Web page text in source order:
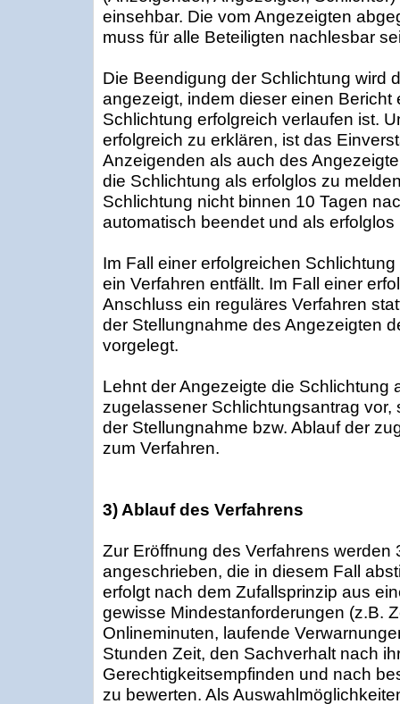
einsehbar. Die vom Angezeigten
muss für alle Beteiligten nachlesbar
Die Beendigung der Schlichtung wird
angezeigt, indem dieser einen Bericht
Schlichtung erfolgreich verlaufen ist.
erfolgreich zu erklären, ist das
Anzeigenden als auch des
die Schlichtung als erfolglos zu
Schlichtung nicht binnen 10 Tagen
automatisch beendet und als erfolglos
Im Fall einer erfolgreichen
ein Verfahren entfällt. Im Fall einer
Anschluss ein reguläres Verfahren
der Stellungnahme des Angezeigten
vorgelegt.
Lehnt der Angezeigte die Schlichtung
zugelassener Schlichtungsantrag
der Stellungnahme bzw. Ablauf der
zum Verfahren.
3) Ablauf des Verfahrens
Zur Eröffnung des Verfahrens werden
angeschrieben, die in diesem Fall
erfolgt nach dem Zufallsprinzip aus
gewisse Mindestanforderungen (z.B.
Onlineminuten, laufende
Stunden Zeit, den Sachverhalt nach
Gerechtigkeitsempfinden und nach
zu bewerten. Als